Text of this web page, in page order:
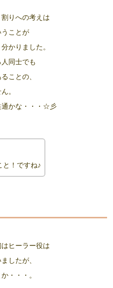
りへの考えは
ことが
かりました。
同士でも
ことの、
。
通かな・・・☆彡
と！ですね♪
ヒーラー役は
したが、
・・・。